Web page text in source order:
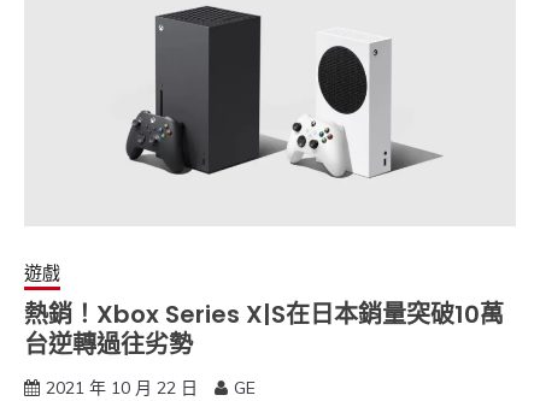
遊戲
熱銷！Xbox Series X|S在日本銷量突破10萬
台逆轉過往劣勢
2021 年 10 月 22 日 GE